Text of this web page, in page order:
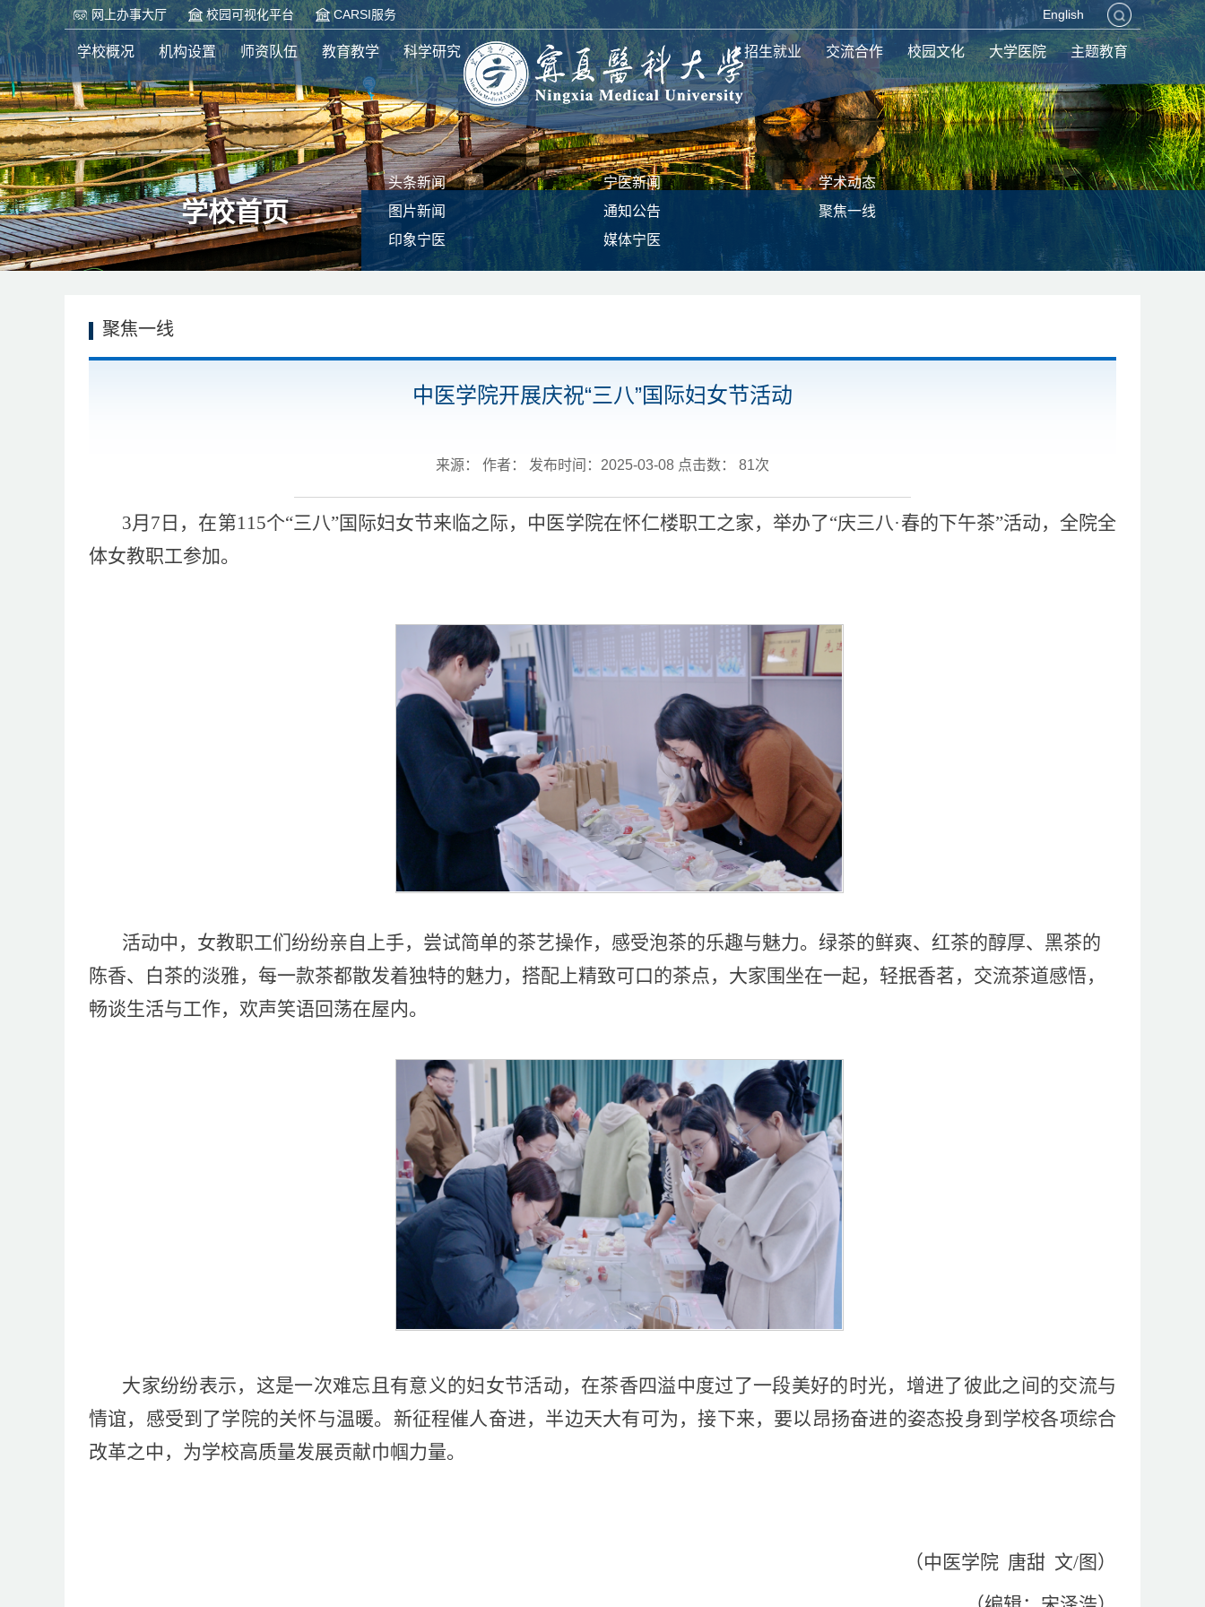
网上办事大厅 校园可视化平台 CARSI服务 English
学校概况 机构设置 师资队伍 教育教学 科学研究 招生就业 交流合作 校园文化 大学医院 主题教育
学校首页
头条新闻 宁医新闻
学术动态
图片新闻
通知公告
聚焦一线
印象宁医
媒体宁医
聚焦一线
中医学院开展庆祝“三八”国际妇女节活动
来源： 作者： 发布时间：2025-03-08 点击数： 81次
3月7日，在第115个“三八”国际妇女节来临之际，中医学院在怀仁楼职工之家，举办了“庆三八·春的下午茶”活动，全院全
体女教职工参加。
活动中，女教职工们纷纷亲自上手，尝试简单的茶艺操作，感受泡茶的乐趣与魅力。绿茶的鲜爽、红茶的醇厚、黑茶的
陈香、白茶的淡雅，每一款茶都散发着独特的魅力，搭配上精致可口的茶点，大家围坐在一起，轻抿香茗，交流茶道感悟，
畅谈生活与工作，欢声笑语回荡在屋内。
大家纷纷表示，这是一次难忘且有意义的妇女节活动，在茶香四溢中度过了一段美好的时光，增进了彼此之间的交流与
情谊，感受到了学院的关怀与温暖。新征程催人奋进，半边天大有可为，接下来，要以昂扬奋进的姿态投身到学校各项综合
改革之中，为学校高质量发展贡献巾帼力量。
（中医学院 唐甜 文/图）